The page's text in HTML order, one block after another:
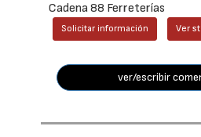
Cadena 88 Ferreterías
Solicitar información Ver
ver/escribir